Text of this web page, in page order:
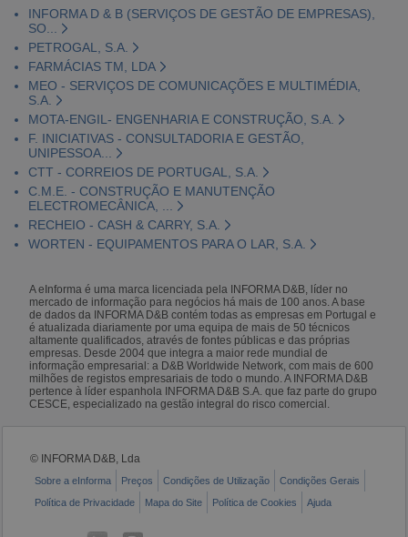
INFORMA D & B (SERVIÇOS DE GESTÃO DE EMPRESAS),
SO...
PETROGAL, S.A.
FARMÁCIAS TM, LDA
MEO - SERVIÇOS DE COMUNICAÇÕES E MULTIMÉDIA,
S.A.
MOTA-ENGIL- ENGENHARIA E CONSTRUÇÃO, S.A.
F. INICIATIVAS - CONSULTADORIA E GESTÃO,
UNIPESSOA...
CTT - CORREIOS DE PORTUGAL, S.A.
C.M.E. - CONSTRUÇÃO E MANUTENÇÃO
ELECTROMECÂNICA, ...
RECHEIO - CASH & CARRY, S.A.
WORTEN - EQUIPAMENTOS PARA O LAR, S.A.
A eInforma é uma marca licenciada pela INFORMA D&B, líder no
mercado de informação para negócios há mais de 100 anos. A base
de dados da INFORMA D&B contém todas as empresas em Portugal e
é atualizada diariamente por uma equipa de mais de 50 técnicos
altamente qualificados, através de fontes públicas e das próprias
empresas. Desde 2004 que integra a maior rede mundial de
informação empresarial: a D&B Worldwide Network, com mais de 600
milhões de registos empresariais de todo o mundo. A INFORMA D&B
pertence à líder espanhola INFORMA D&B S.A. que faz parte do grupo
CESCE, especializado na gestão integral do risco comercial.
© INFORMA D&B, Lda
Sobre a eInforma Preços Condições de Utilização
Condições Gerais
Política de Privacidade
Mapa do Site Política de Cookies Ajuda